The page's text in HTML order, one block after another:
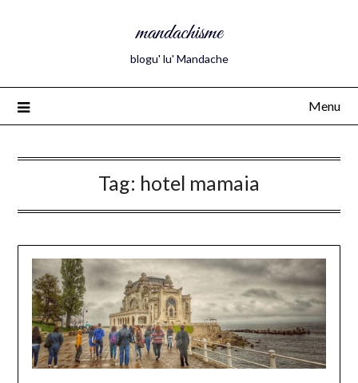
mandachisme
blogu' lu' Mandache
Menu
Tag: hotel mamaia